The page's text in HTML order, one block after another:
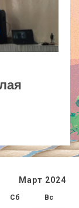
Март 2024
Сб Вс